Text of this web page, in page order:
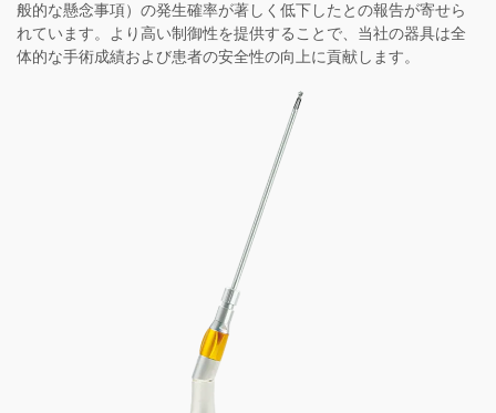
般的な懸念事項）の発生確率が著しく低下したとの報告が寄せら
れています。より高い制御性を提供することで、当社の器具は全
体的な手術成績および患者の安全性の向上に貢献します。